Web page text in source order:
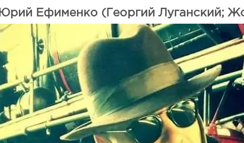
Юрий Ефименко (Георгий Луганский;